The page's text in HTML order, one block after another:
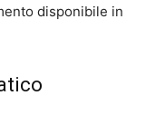
disponibile in